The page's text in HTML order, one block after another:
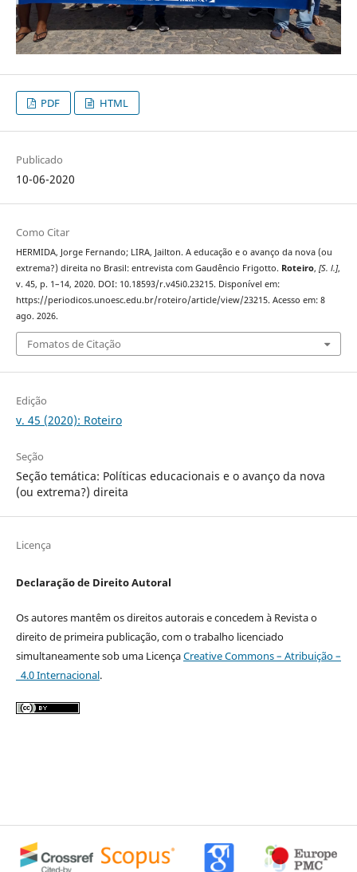
PDF HTML
Publicado
10-06-2020
Como Citar
HERMIDA, Jorge Fernando; LIRA, Jailton. A educação e o avanço da nova (ou
extrema?) direita no Brasil: entrevista com Gaudêncio Frigotto. Roteiro, [S. l.],
v. 45, p. 1–14, 2020. DOI: 10.18593/r.v45i0.23215. Disponível em:
https://periodicos.unoesc.edu.br/roteiro/article/view/23215. Acesso em: 8
ago. 2026.
Fomatos de Citação
Edição
v. 45 (2020): Roteiro
Seção
Seção temática: Políticas educacionais e o avanço da nova
(ou extrema?) direita
Licença
Declaração de Direito Autoral
Os autores mantêm os direitos autorais e concedem à Revista o
direito de primeira publicação, com o trabalho licenciado
simultaneamente sob uma LicençaCreative Commons – Atribuição –
4.0 Internacional.